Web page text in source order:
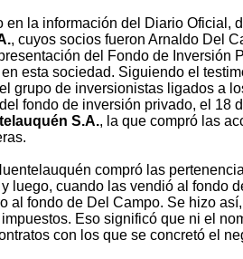
en la información del Diario Oficial,
, cuyos socios fueron Arnaldo Del
del Fondo de Inversión
esta sociedad. Siguiendo el
grupo de inversionistas ligados a
fondo de inversión privado, el 18
S.A., la que compró las
compró las
y luego, cuando las vendió al fondo
al fondo de Del Campo. Se hizo
Eso significó que ni el
con los que se concretó el